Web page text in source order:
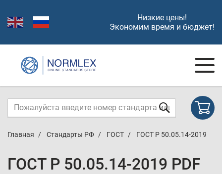
Низкие цены!
Экономим время и бюджет!
Главная Стандарты РФ ГОСТ ГОСТ Р 50.05.14-2019
ГОСТ Р 50.05.14-2019 PDF